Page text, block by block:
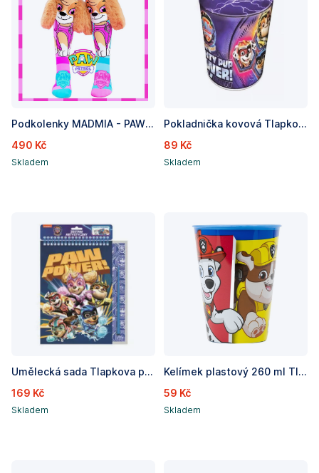
Podkolenky MADMIA - PAW PATROL SKYE SOCKS
490 Kč
Skladem
Pokladnička kovová Tlapková Patrola
89 Kč
Skladem
Umělecká sada Tlapkova patrola 20 dílků
169 Kč
Skladem
Kelímek plastový 260 ml Tlapková patrola modrý
59 Kč
Skladem